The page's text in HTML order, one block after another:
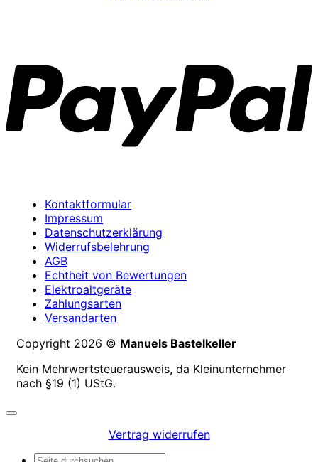
Kontaktformular
Impressum
Datenschutzerklärung
Widerrufsbelehrung
AGB
Echtheit von Bewertungen
Elektroaltgeräte
Zahlungsarten
Versandarten
Copyright 2026 © Manuels Bastelkeller
Kein Mehrwertsteuerausweis, da Kleinunternehmer
nach §19 (1) UStG.
Vertrag widerrufen
Suchen